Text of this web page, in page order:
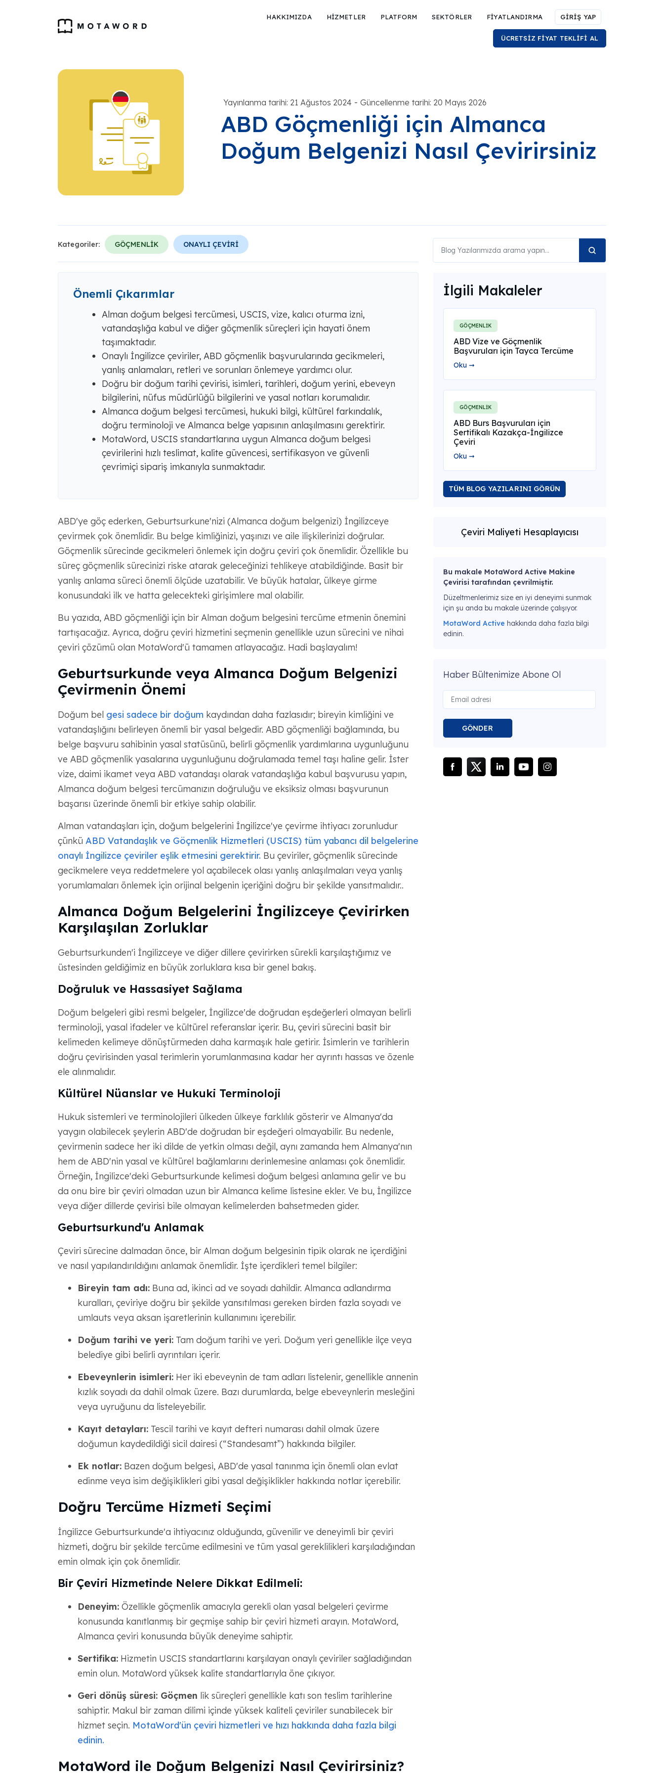
HAKKIMIZDA HİZMETLER PLATFORM SEKTÖRLER FİYATLANDIRMA GİRİŞ YAP
ÜCRETSİZ FİYAT TEKLİFİ AL
Yayınlanma tarihi: 21 Ağustos 2024 - Güncellenme tarihi: 20 Mayıs 2026
ABD Göçmenliği için Almanca
Doğum Belgenizi Nasıl Çevirirsiniz
Kategoriler: GÖÇMENLİK ONAYLI ÇEVİRİ
Önemli Çıkarımlar
Alman doğum belgesi tercümesi, USCIS, vize, kalıcı oturma izni,
vatandaşlığa kabul ve diğer göçmenlik süreçleri için hayati önem
taşımaktadır.
Onaylı İngilizce çeviriler, ABD göçmenlik başvurularında gecikmeleri,
yanlış anlamaları, retleri ve sorunları önlemeye yardımcı olur.
Doğru bir doğum tarihi çevirisi, isimleri, tarihleri, doğum yerini, ebeveyn
bilgilerini, nüfus müdürlüğü bilgilerini ve yasal notları korumalıdır.
Almanca doğum belgesi tercümesi, hukuki bilgi, kültürel farkındalık,
doğru terminoloji ve Almanca belge yapısının anlaşılmasını gerektirir.
MotaWord, USCIS standartlarına uygun Almanca doğum belgesi
çevirilerini hızlı teslimat, kalite güvencesi, sertifikasyon ve güvenli
çevrimiçi sipariş imkanıyla sunmaktadır.
ABD'ye göç ederken, Geburtsurkune'nizi (Almanca doğum belgenizi) İngilizceye
çevirmek çok önemlidir. Bu belge kimliğinizi, yaşınızı ve aile ilişkilerinizi doğrular.
Göçmenlik sürecinde gecikmeleri önlemek için doğru çeviri çok önemlidir. Özellikle bu
süreç göçmenlik sürecinizi riske atarak geleceğinizi tehlikeye atabildiğinde. Basit bir
yanlış anlama süreci önemli ölçüde uzatabilir. Ve büyük hatalar, ülkeye girme
konusundaki ilk ve hatta gelecekteki girişimlere mal olabilir.
Bu yazıda, ABD göçmenliği için bir Alman doğum belgesini tercüme etmenin önemini
tartışacağız. Ayrıca, doğru çeviri hizmetini seçmenin genellikle uzun sürecini ve nihai
çeviri çözümü olan MotaWord'ü tamamen atlayacağız. Hadi başlayalım!
Geburtsurkunde veya Almanca Doğum Belgenizi
Çevirmenin Önemi
Doğum bel gesi sadece bir doğumkaydından daha fazlasıdır; bireyin kimliğini ve
vatandaşlığını belirleyen önemli bir yasal belgedir. ABD göçmenliği bağlamında, bu
belge başvuru sahibinin yasal statüsünü, belirli göçmenlik yardımlarına uygunluğunu
ve ABD göçmenlik yasalarına uygunluğunu doğrulamada temel taşı haline gelir. İster
vize, daimi ikamet veya ABD vatandaşı olarak vatandaşlığa kabul başvurusu yapın,
Almanca doğum belgesi tercümanızın doğruluğu ve eksiksiz olması başvurunun
başarısı üzerinde önemli bir etkiye sahip olabilir.
Alman vatandaşları için, doğum belgelerini İngilizce'ye çevirme ihtiyacı zorunludur
çünkü ABD Vatandaşlık ve Göçmenlik Hizmetleri (USCIS) tüm yabancı dil belgelerine
onaylı İngilizce çeviriler eşlik etmesini gerektirir. Bu çeviriler, göçmenlik sürecinde
gecikmelere veya reddetmelere yol açabilecek olası yanlış anlaşılmaları veya yanlış
yorumlamaları önlemek için orijinal belgenin içeriğini doğru bir şekilde yansıtmalıdır..
Almanca Doğum Belgelerini İngilizceye Çevirirken
Karşılaşılan Zorluklar
Geburtsurkunden'i İngilizceye ve diğer dillere çevirirken sürekli karşılaştığımız ve
üstesinden geldiğimiz en büyük zorluklara kısa bir genel bakış.
Doğruluk ve Hassasiyet Sağlama
Doğum belgeleri gibi resmi belgeler, İngilizce'de doğrudan eşdeğerleri olmayan belirli
terminoloji, yasal ifadeler ve kültürel referanslar içerir. Bu, çeviri sürecini basit bir
kelimeden kelimeye dönüştürmeden daha karmaşık hale getirir. İsimlerin ve tarihlerin
doğru çevirisinden yasal terimlerin yorumlanmasına kadar her ayrıntı hassas ve özenle
ele alınmalıdır.
Kültürel Nüanslar ve Hukuki Terminoloji
Hukuk sistemleri ve terminolojileri ülkeden ülkeye farklılık gösterir ve Almanya'da
yaygın olabilecek şeylerin ABD'de doğrudan bir eşdeğeri olmayabilir. Bu nedenle,
çevirmenin sadece her iki dilde de yetkin olması değil, aynı zamanda hem Almanya'nın
hem de ABD'nin yasal ve kültürel bağlamlarını derinlemesine anlaması çok önemlidir.
Örneğin, İngilizce'deki Geburtsurkunde kelimesi doğum belgesi anlamına gelir ve bu
da onu bire bir çeviri olmadan uzun bir Almanca kelime listesine ekler. Ve bu, İngilizce
veya diğer dillerde çevirisi bile olmayan kelimelerden bahsetmeden gider.
Geburtsurkund'u Anlamak
Çeviri sürecine dalmadan önce, bir Alman doğum belgesinin tipik olarak ne içerdiğini
ve nasıl yapılandırıldığını anlamak önemlidir. İşte içerdikleri temel bilgiler:
Bireyin tam adı:Buna ad, ikinci ad ve soyadı dahildir. Almanca adlandırma
kuralları, çeviriye doğru bir şekilde yansıtılması gereken birden fazla soyadı ve
umlauts veya aksan işaretlerinin kullanımını içerebilir.
Doğum tarihi ve yeri:Tam doğum tarihi ve yeri. Doğum yeri genellikle ilçe veya
belediye gibi belirli ayrıntıları içerir.
Ebeveynlerin isimleri:Her iki ebeveynin de tam adları listelenir, genellikle annenin
kızlık soyadı da dahil olmak üzere. Bazı durumlarda, belge ebeveynlerin mesleğini
veya uyruğunu da listeleyebilir.
Kayıt detayları:Tescil tarihi ve kayıt defteri numarası dahil olmak üzere
doğumun kaydedildiği sicil dairesi (“Standesamt”) hakkında bilgiler.
Ek notlar:Bazen doğum belgesi, ABD'de yasal tanınma için önemli olan evlat
edinme veya isim değişiklikleri gibi yasal değişiklikler hakkında notlar içerebilir.
Doğru Tercüme Hizmeti Seçimi
İngilizce Geburtsurkunde'a ihtiyacınız olduğunda, güvenilir ve deneyimli bir çeviri
hizmeti, doğru bir şekilde tercüme edilmesini ve tüm yasal gereklilikleri karşıladığından
emin olmak için çok önemlidir.
Bir Çeviri Hizmetinde Nelere Dikkat Edilmeli:
Deneyim:Özellikle göçmenlik amacıyla gerekli olan yasal belgeleri çevirme
konusunda kanıtlanmış bir geçmişe sahip bir çeviri hizmeti arayın. MotaWord,
Almanca çeviri konusunda büyük deneyime sahiptir.
Sertifika:Hizmetin USCIS standartlarını karşılayan onaylı çeviriler sağladığından
emin olun. MotaWord yüksek kalite standartlarıyla öne çıkıyor.
Geri dönüş süresi: Göçmen lik süreçleri genellikle katı son teslim tarihlerine
sahiptir. Makul bir zaman dilimi içinde yüksek kaliteli çeviriler sunabilecek bir
hizmet seçin. MotaWord'ün çeviri hizmetleri ve hızı hakkında daha fazla bilgi
edinin.
MotaWord ile Doğum Belgenizi Nasıl Çevirirsiniz?
İlgili Makaleler
GÖÇMENLİK
ABD Vize ve Göçmenlik
Başvuruları için Tayca Tercüme
Oku ➞
GÖÇMENLİK
ABD Burs Başvuruları için
Sertifikalı Kazakça-İngilizce
Çeviri
Oku ➞
TÜM BLOG YAZILARINI GÖRÜN
Çeviri Maliyeti Hesaplayıcısı
Bu makale MotaWord Active Makine
Çevirisi tarafından çevrilmiştir.
Düzeltmenlerimiz size en iyi deneyimi sunmak
için şu anda bu makale üzerinde çalışıyor.
MotaWord Active hakkında daha fazla bilgi
edinin.
Haber Bültenimize Abone Ol
GÖNDER